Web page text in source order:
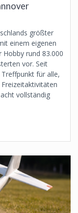
größter
einem eigenen
rund 83.000
vor. Seit
für alle,
vollständig